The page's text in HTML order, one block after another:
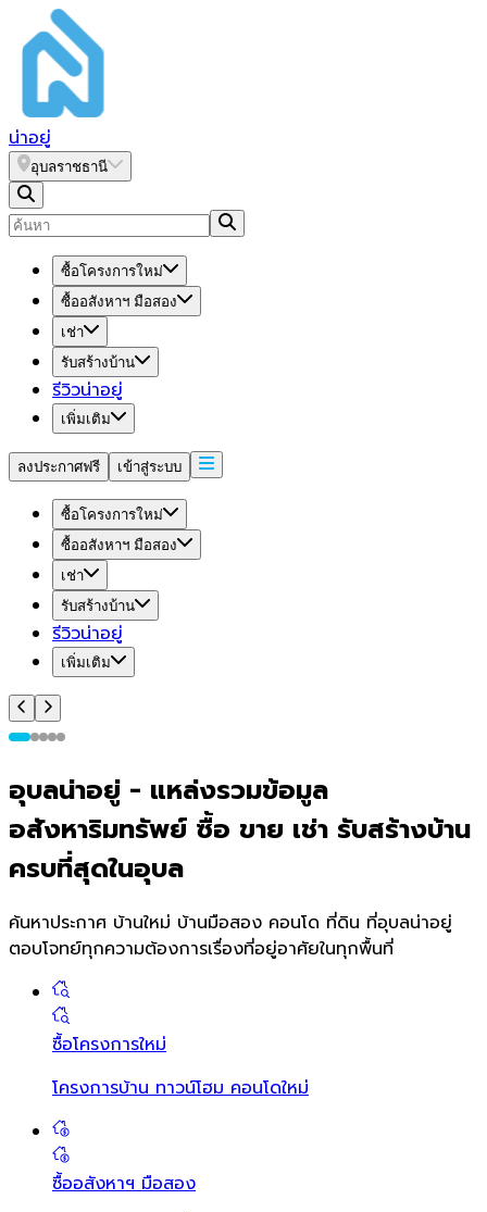
น่าอยู่
อุบลราชธานี
ซื้อโครงการใหม่
ซื้ออสังหาฯ มือสอง
เช่า
รับสร้างบ้าน
รีวิวน่าอยู่
เพิ่มเติม
ลงประกาศฟรี เข้าสู่ระบบ
ซื้อโครงการใหม่
ซื้ออสังหาฯ มือสอง
เช่า
รับสร้างบ้าน
รีวิวน่าอยู่
เพิ่มเติม
อุบลน่าอยู่ - แหล่งรวมข้อมูล
อสังหาริมทรัพย์ ซื้อ ขาย เช่า รับสร้างบ้าน
ครบที่สุดในอุบล
ค้นหาประกาศ บ้านใหม่ บ้านมือสอง คอนโด ที่ดิน ที่อุบลน่าอยู่
ตอบโจทย์ทุกความต้องการเรื่องที่อยู่อาศัยในทุกพื้นที่
ซื้อโครงการใหม่
โครงการบ้าน ทาวน์โฮม คอนโดใหม่
ซื้ออสังหาฯ มือสอง